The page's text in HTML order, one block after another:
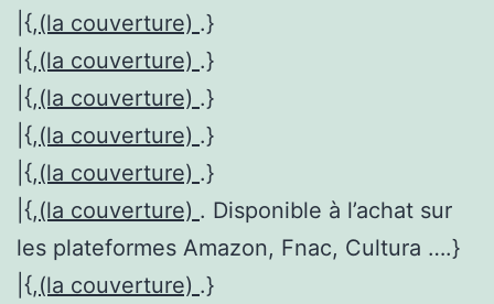
|{,(la couverture) .}
|{,(la couverture) .}
|{,(la couverture) .}
|{,(la couverture) .}
|{,(la couverture) .}
|{,(la couverture) . Disponible à l’achat sur
les plateformes Amazon, Fnac, Cultura ….}
|{,(la couverture) .}